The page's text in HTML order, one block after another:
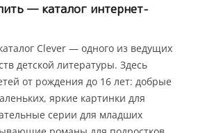
— каталог интернет-
Clever — одного из ведущих
детской литературы. Здесь
от рождения до 16 лет: добрые
яркие картинки для
серии для младших